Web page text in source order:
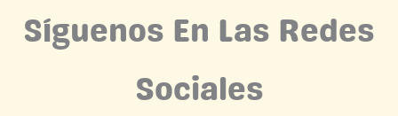
Síguenos En Las Redes
Sociales